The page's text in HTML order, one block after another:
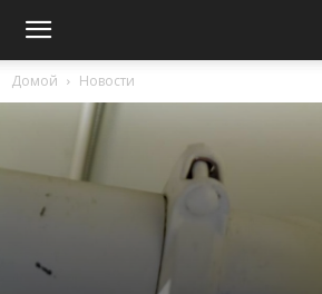
Домой Новости